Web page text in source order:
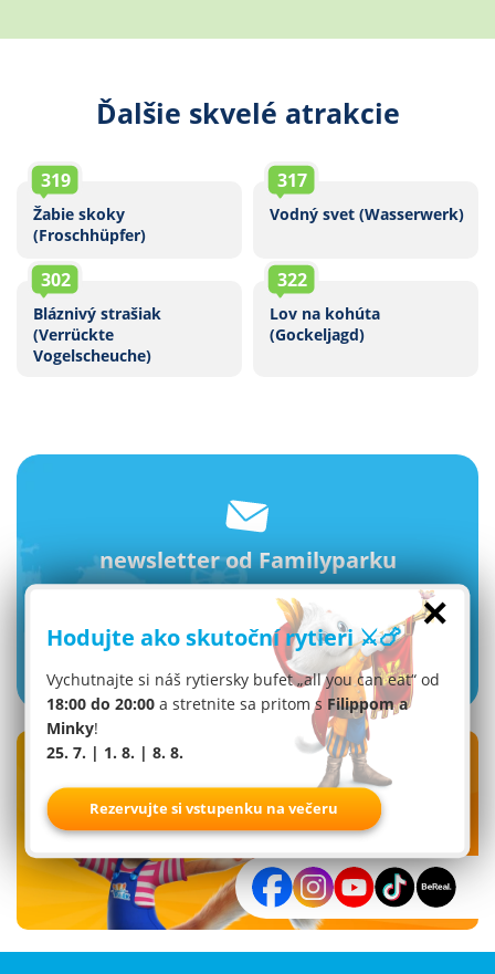
Ďalšie skvelé atrakcie
319
Žabie skoky
(Froschhüpfer)
317
Vodný svet (Wasserwerk)
302
Bláznivý strašiak
(Verrückte
Vogelscheuche)
322
Lov na kohúta
(Gockeljagd)
newsletter od Familyparku
Prihlásiť teraz
Sleduj nás na
sociálnych sieťach
×
Hodujte ako skutoční rytieri ⚔️🍗
Vychutnajte si náš rytiersky bufet „all you can eat“ od
18:00 do 20:00 a stretnite sa pritom s Filippom a
Minky!
25. 7. | 1. 8. | 8. 8.
Rezervujte si vstupenku na večeru